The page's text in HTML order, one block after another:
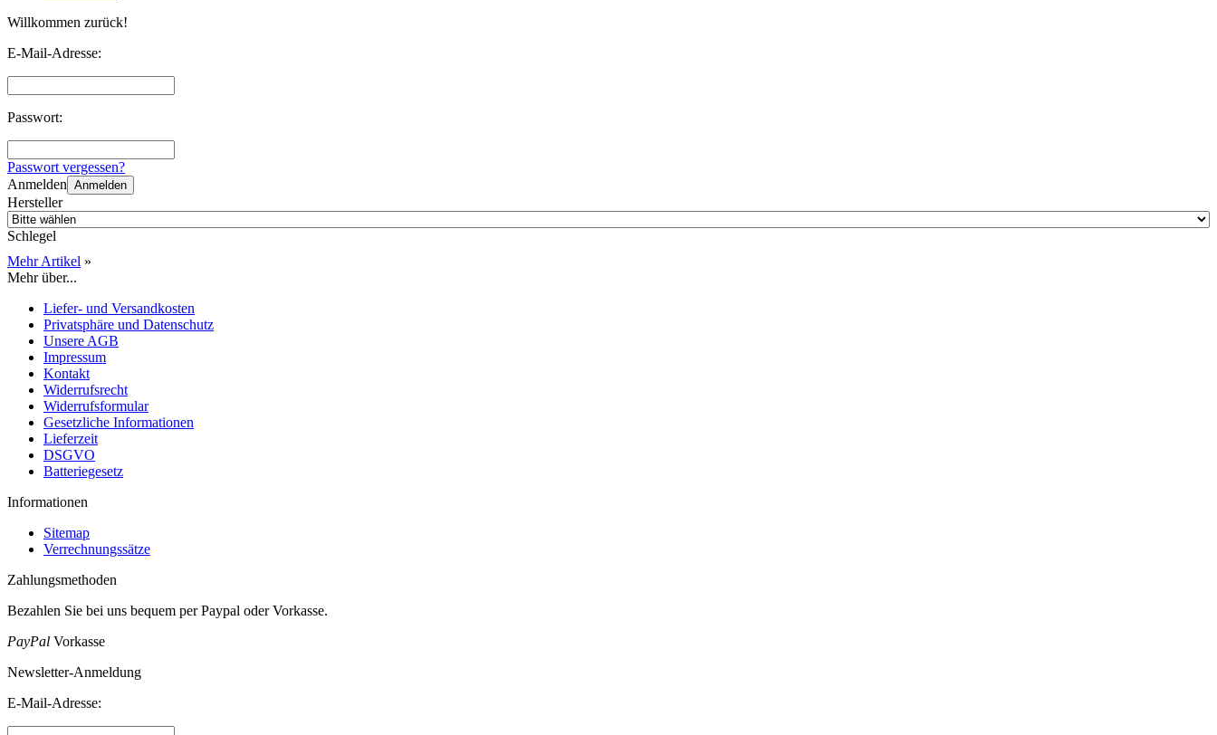
Willkommen zurück!
E-Mail-Adresse:
Passwort:
Passwort vergessen?
Anmelden Anmelden
Hersteller
Schlegel
Mehr Artikel »
Mehr über...
Liefer- und Versandkosten
Privatsphäre und Datenschutz
Unsere AGB
Impressum
Kontakt
Widerrufsrecht
Widerrufsformular
Gesetzliche Informationen
Lieferzeit
DSGVO
Batteriegesetz
Informationen
Sitemap
Verrechnungssätze
Zahlungsmethoden
Bezahlen Sie bei uns bequem per Paypal oder Vorkasse.
PayPal Vorkasse
Newsletter-Anmeldung
E-Mail-Adresse: